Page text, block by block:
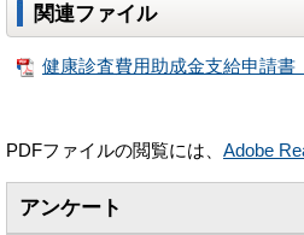
関連ファイル
健康診査費用助成金支給申請書
PDFファイルの閲覧には、 Adobe
アンケート